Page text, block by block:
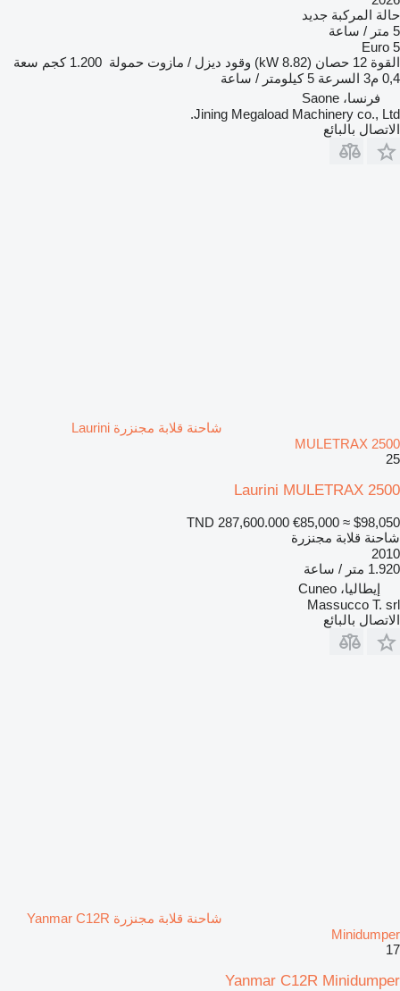
حالة المركبة جديد
5 متر / ساعة
Euro 5
القوة 12 حصان (8.82 kW) وقود ديزل / مازوت حمولة 1.200 كجم
سعة
0,4 م3
السرعة 5 كيلومتر / ساعة
فرنسا، Saone
Jining Megaload Machinery co., Ltd.
الاتصال بالبائع
شاحنة قلابة مجنزرة Laurini
MULETRAX 2500
25
Laurini MULETRAX 2500
TND 287,600.000 €85,000 ≈ $98,050
شاحنة قلابة مجنزرة
2010
1.920 متر / ساعة
إيطاليا، Cuneo
Massucco T. srl
الاتصال بالبائع
شاحنة قلابة مجنزرة Yanmar C12R
Minidumper
17
Yanmar C12R Minidumper